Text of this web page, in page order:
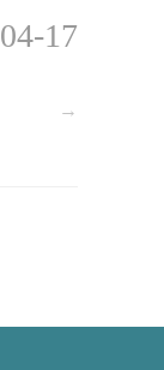
04-17
→